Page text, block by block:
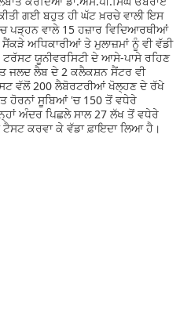
ਗਈ ਬਹੁਤ ਹੀ ਘੱਟ ਖ਼ਰਚੇ ਵਾਲੀ ਇਸ
ਪੜ੍ਹਨ ਵਾਲੇ 15 ਹਜ਼ਾਰ ਵਿਦਿਆਰਥੀਆਂ
ਅਧਿਕਾਰੀਆਂ ਤੇ ਮੁਲਾਜ਼ਮਾਂ ਨੂੰ ਵੀ ਵੱਡੀ
ਯੂਨੀਵਰਸਿਟੀ ਦੇ ਆਸੇ-ਪਾਸੇ ਰਹਿਣ
ਜਲਦ ਲੈਬ ਦੇ 2 ਕਲੈਕਸ਼ਨ ਸੈਂਟਰ ਵੀ
ਵੱਲੋਂ 200 ਲੈਬੋਰਟਰੀਆਂ ਖੋਲ੍ਹਣ ਦੇ ਰੱਖੇ
ਹੋਰਨਾਂ ਸੂਬਿਆਂ 'ਚ 150 ਤੋਂ ਵਧੇਰੇ
ਅੰਦਰ ਪਿਛਲੇ ਸਾਲ 27 ਲੱਖ ਤੋਂ ਵਧੇਰੇ
ਕਰਵਾ ਕੇ ਵੱਡਾ ਫ਼ਾਇਦਾ ਲਿਆ ਹੈ।